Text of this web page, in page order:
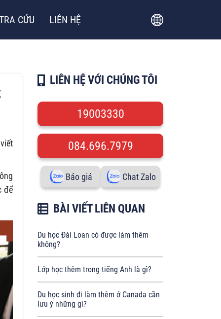
CỨU LIÊN HỆ
để
LIÊN HỆ VỚI CHÚNG TÔI
19003330
084.696.7979
Báo giá Chat Zalo
BÀI VIẾT LIÊN QUAN
Du học Đài Loan có được làm thêm
không?
Lớp học thêm trong tiếng Anh là gì?
Du học sinh đi làm thêm ở Canada cần
lưu ý những gì?